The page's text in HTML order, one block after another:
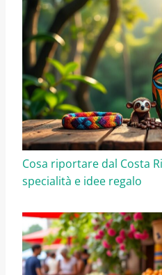
Cosa riportare dal Costa
specialità e idee regalo